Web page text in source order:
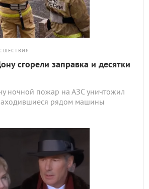
сгорели заправка и десятки
ночной пожар на АЗС уничтожил
рядом машины